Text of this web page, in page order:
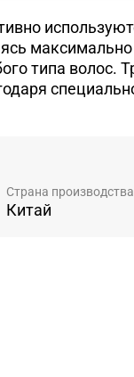
типа волос.
Страна производства
Китай